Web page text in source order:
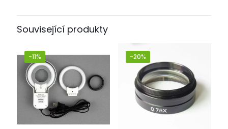
Související produkty
-11% -20%